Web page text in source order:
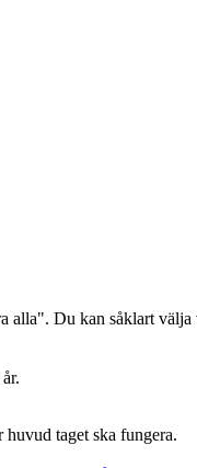
alla". Du kan såklart
taget ska fungera.